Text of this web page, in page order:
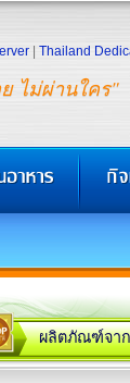
ไม่ผ่านใคร"
Thailand
ผลิตภัณฑ์จา